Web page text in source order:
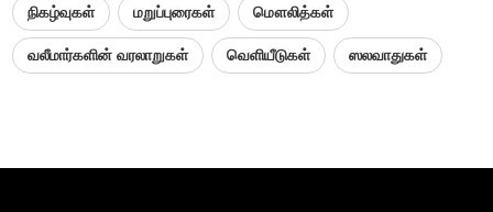
நிகழ்வுகள் மறுப்புரைகள் மௌலித்கள்
வலீமார்களின் வரலாறுகள் வெளியீடுகள் ஸலவாதுகள்